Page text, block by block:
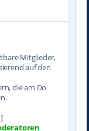
Mitglieder,
auf den
die am Do